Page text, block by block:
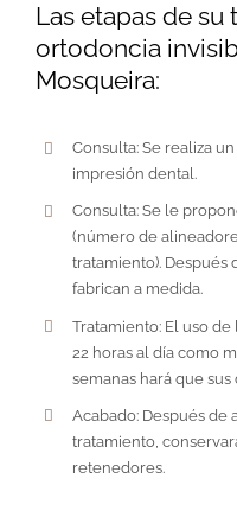
Las etapas de
ortodoncia
Mosqueira:
Consulta: Se realiza
impresión dental.
Consulta: Se le
(número de
tratamiento). Después
fabrican a medida.
Tratamiento: El uso
22 horas al día como
semanas hará que
Acabado: Después de
tratamiento,
retenedores.